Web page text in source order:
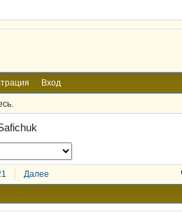
Вход
Далее